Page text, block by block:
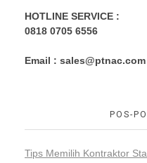
HOTLINE SERVICE :
0818 0705 6556
Email :
POS-
Tips Memilih Kontraktor